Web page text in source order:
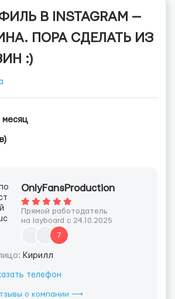
В INSTAGRAM —
ПОРА СДЕЛАТЬ ИЗ
:)
месяц
OnlyFansProduction
Прямой работодатель
на layboard с 24.10.2025
7
Кирилл
телефон
о компании ⟶